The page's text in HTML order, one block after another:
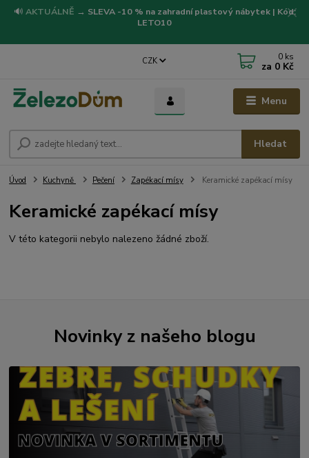
🔊 AKTUÁLNĚ → SLEVA -10 % na zahradní plastový nábytek | Kód:
LETO10
Menu
CZK
Hledat
0 ks
za 0 Kč
Úvod Kuchyně Pečení Zapékací mísy Keramické zapékací mísy
Keramické zapékací mísy
V této kategorii nebylo nalezeno žádné zboží.
Novinky z našeho blogu